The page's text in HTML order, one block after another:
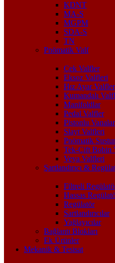
KDNT
MA-S
MGPM
SDA-S
TN
Pnömatik Valf
Çek Valfler
Eksoz Valfleri
Hız Ayar
Kumandalı
Manifoldlar
Pedal Valfler
Pistonlu Vanalar
Slayt Valfleri
Pnömatik
Tek-Çift Bobin
Veya Valfleri
Şartlandırıcı &
Filtreli
Hassas
Regülatör
Şartlandırıcılar
Yağlayıcılar
Bağlantı Blokları
Ek Ürünler
Mekanik & Tesisat